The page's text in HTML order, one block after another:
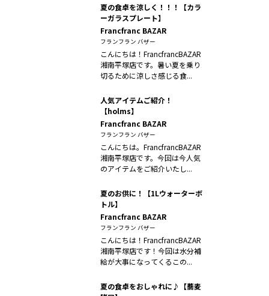
夏の食卓を涼しく！！！【カラ
ーガラスプレート】
Francfranc BAZAR
フランフラン バザー
こんにちは！FrancfrancBAZAR
湘南平塚店です。暑い夏を乗り
切るために涼しさ感じる食...
人気アイテムご紹介！
【holms】
Francfranc BAZAR
フランフラン バザー
こんにちは。FrancfrancBAZAR
湘南平塚店です。今回は今人気
のアイテムをご紹介いたし...
夏のお供に！【1Lウォーターボ
トル】
Francfranc BAZAR
フランフラン バザー
こんにちは！FrancfrancBAZAR
湘南平塚店です！今回は水分補
給が大事になってくるこの...
夏の食卓をおしゃれに♪【蕎麦